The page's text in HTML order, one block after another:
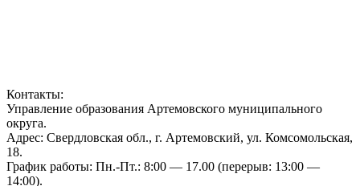
Контакты:
Управление образования Артемовского муниципального
округа.
Адрес: Свердловская обл., г. Артемовский, ул. Комсомольская,
18.
График работы: Пн.-Пт.: 8:00 — 17.00 (перерыв: 13:00 —
14:00).